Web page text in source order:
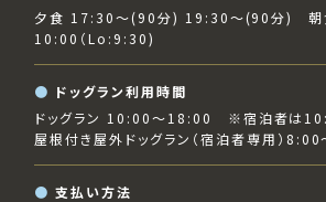
夕食 17:30～(90分) 19:30〜(90分) 朝
10:00（Lo:9:30)
ドッグラン利用時間
ドッグラン 10:00～18:00 ※宿泊者は
屋根付き屋外ドッグラン（宿泊者専用）
支払い方法